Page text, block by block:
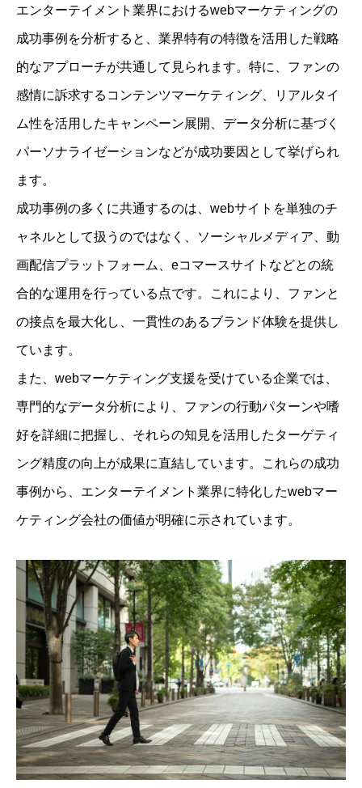
エンターテイメント業界におけるwebマーケティングの
成功事例を分析すると、業界特有の特徴を活用した戦略
的なアプローチが共通して見られます。特に、ファンの
感情に訴求するコンテンツマーケティング、リアルタイ
ム性を活用したキャンペーン展開、データ分析に基づく
パーソナライゼーションなどが成功要因として挙げられ
ます。
成功事例の多くに共通するのは、webサイトを単独のチ
ャネルとして扱うのではなく、ソーシャルメディア、動
画配信プラットフォーム、eコマースサイトなどとの統
合的な運用を行っている点です。これにより、ファンと
の接点を最大化し、一貫性のあるブランド体験を提供し
ています。
また、webマーケティング支援を受けている企業では、
専門的なデータ分析により、ファンの行動パターンや嗜
好を詳細に把握し、それらの知見を活用したターゲティ
ング精度の向上が成果に直結しています。これらの成功
事例から、エンターテイメント業界に特化したwebマー
ケティング会社の価値が明確に示されています。